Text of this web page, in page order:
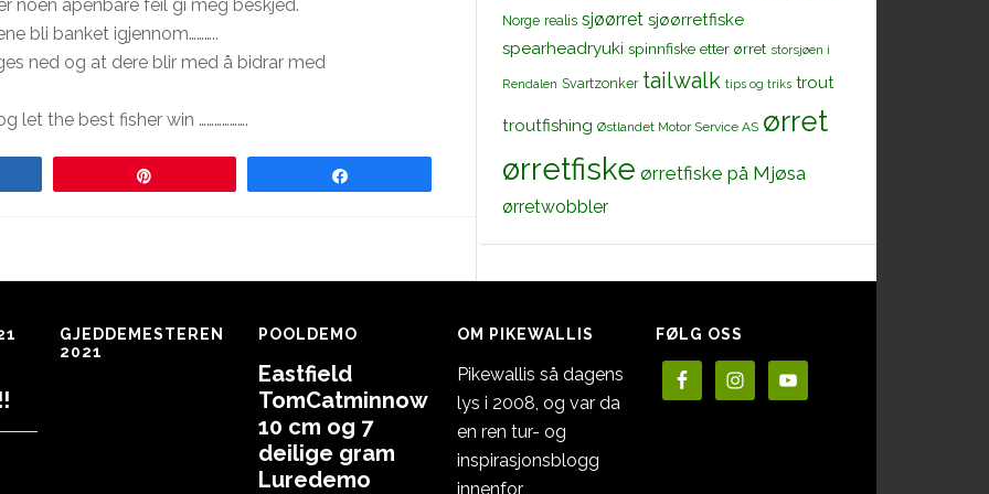
noen åpenbare feil gi meg beskjed.
bli banket igjennom………..
ned og at dere blir med å bidrar med
let the best fisher win ……………….
Norge realis sjøørret sjøørretfiske
spearheadryuki spinnfiske etter ørret storsjøen i
Rendalen Svartzonker tailwalk tips og triks trout
troutfishing Østlandet Motor Service AS ørret
ørretfiske ørretfiske på Mjøsa
ørretwobbler
GJEDDEMESTEREN
2021
POOLDEMO
Eastfield
TomCatminnow
10 cm og 7
deilige gram
Luredemo
OM PIKEWALLIS
Pikewallis så dagens
lys i 2008, og var da
en ren tur- og
inspirasjonsblogg
innenfor
FØLG OSS